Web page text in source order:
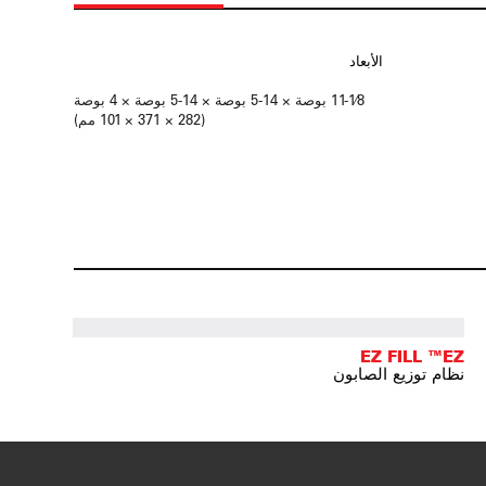
الأبعاد
11-1⁄8 بوصة × 14-5 بوصة × 14-5 بوصة × 4 بوصة
(282 × 371 × 101 مم)
EZ FILL ™EZ
نظام توزيع الصابون